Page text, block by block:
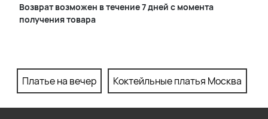
Возврат возможен в течение 7 дней с момента
получения товара
Платье на вечер Коктейльные платья Москва